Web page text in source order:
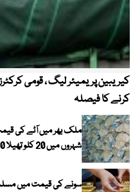
کرنے کا فیصلہ
ملک بھر میں آٹے کی
شہروں میں 20 کلو تھیلا 100 روپے تک مہنگا
سونے کی قیمت میں